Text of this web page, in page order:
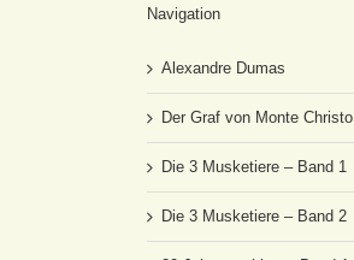
Navigation
Alexandre Dumas
Der Graf von Monte Christo
Die 3 Musketiere – Band 1
Die 3 Musketiere – Band 2